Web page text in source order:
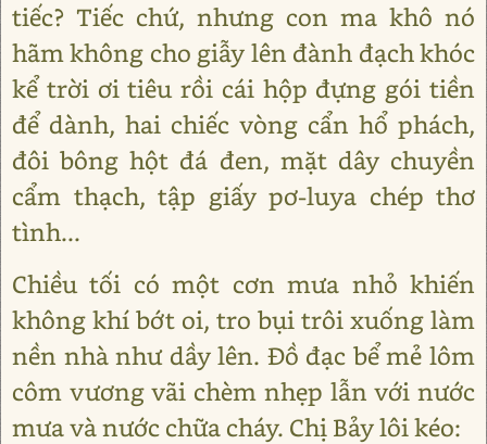
tiếc? Tiếc chứ, nhưng con ma khô nó
hãm không cho giẫy lên đành đạch khóc
kể trời ơi tiêu rồi cái hộp đựng gói tiền
để dành, hai chiếc vòng cẩn hổ phách,
đôi bông hột đá đen, mặt dây chuyền
cẩm thạch, tập giấy pơ-luya chép thơ
tình...
Chiều tối có một cơn mưa nhỏ khiến
không khí bớt oi, tro bụi trôi xuống làm
nền nhà như dầy lên. Đồ đạc bể mẻ lôm
côm vương vãi chèm nhẹp lẫn với nước
mưa và nước chữa cháy. Chị Bảy lôi kéo: